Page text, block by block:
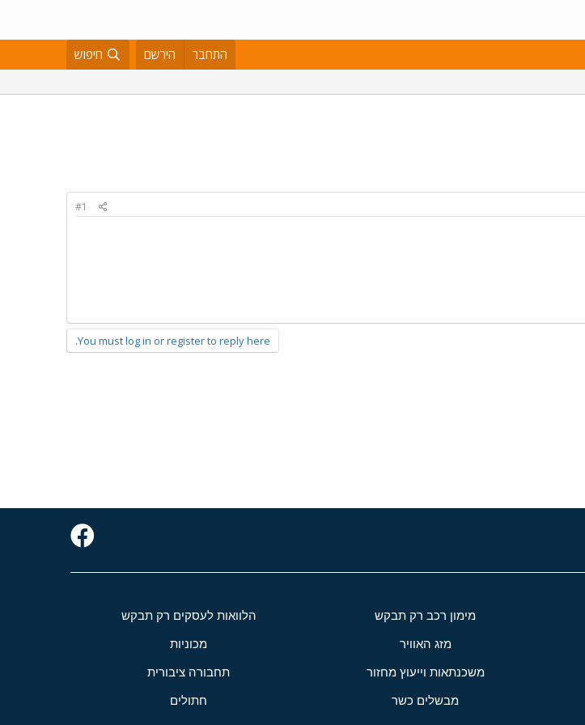
התחבר הירשם חיפוש
#1
You must log in or register to reply here.
מימון רכב רק תבקש הלוואות לעסקים רק תבקש
מזג האוויר מכוניות
משכנתאות וייעוץ מחזור תחבורה ציבורית
מבשלים כשר חתולים